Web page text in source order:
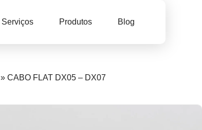
Serviços Produtos Blog
» CABO FLAT DX05 – DX07